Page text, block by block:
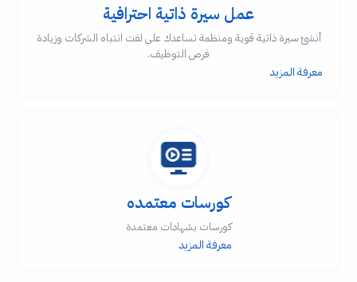
عمل سيرة ذاتية احترافية
أنشئ سيرة ذاتية قوية ومنظمة تساعدك على لفت انتباه الشركات وزيادة
فرص التوظيف.
معرفة المزيد
كورسات معتمده
كورسات بشهادات معتمدة
معرفة المزيد